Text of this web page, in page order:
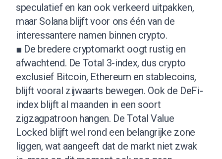
speculatief en kan ook verkeerd uitpakken,
maar Solana blijft voor ons één van de
interessantere namen binnen crypto.
■ De bredere cryptomarkt oogt rustig en
afwachtend. De Total 3-index, dus crypto
exclusief Bitcoin, Ethereum en stablecoins,
blijft vooral zijwaarts bewegen. Ook de DeFi-
index blijft al maanden in een soort
zigzagpatroon hangen. De Total Value
Locked blijft wel rond een belangrijke zone
liggen, wat aangeeft dat de markt niet zwak